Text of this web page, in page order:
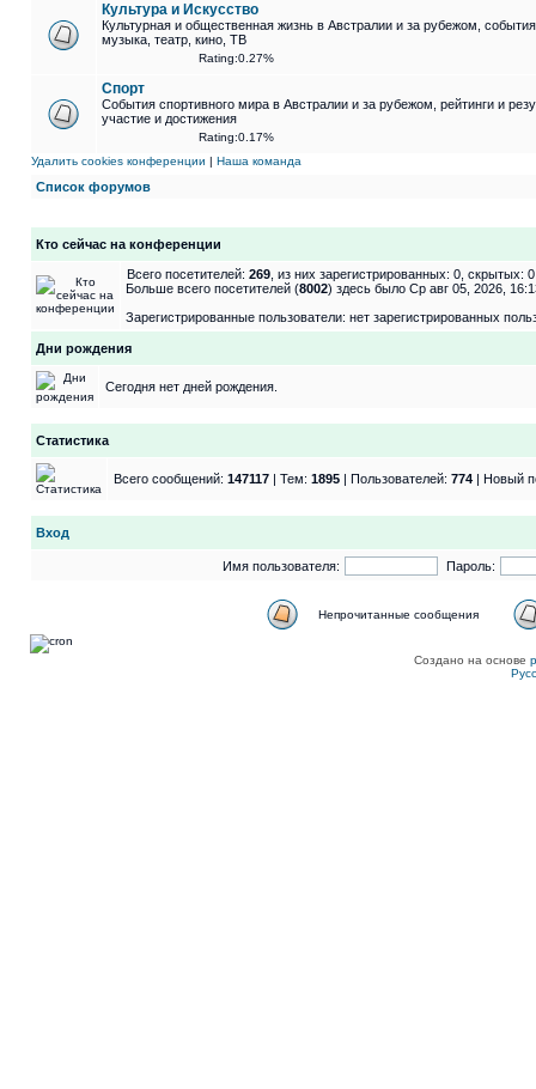
Культура и Искусство
Культурная и общественная жизнь в Австралии и за рубежом,
музыка, театр, кино, ТВ
Rating:0.27%
Спорт
События спортивного мира в Австралии и за рубежом, рейтинги и
участие и достижения
Rating:0.17%
Удалить cookies конференции | Наша команда
Список форумов
Кто сейчас на конференции
Всего посетителей: 269 , из них зарегистрированных: 0, скрытых:
Больше всего посетителей (8002) здесь было Ср авг 05, 2026,
Зарегистрированные пользователи: нет зарегистрированных
Дни рождения
Сегодня нет дней рождения.
Статистика
Всего сообщений: 147117 | Тем: 1895 | Пользователей: 774 | Новый
Вход
Имя пользователя: Пароль:
Непрочитанные сообщения
Создано на основе